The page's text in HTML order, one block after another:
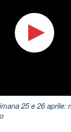
25 e 26 aprile: